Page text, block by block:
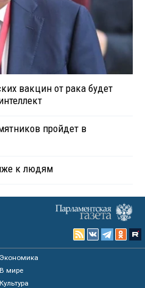
вакцин от рака будет
пройдет в
к людям
Экономика
В мире
Культура